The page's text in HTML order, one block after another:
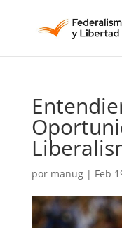
por manug| Feb